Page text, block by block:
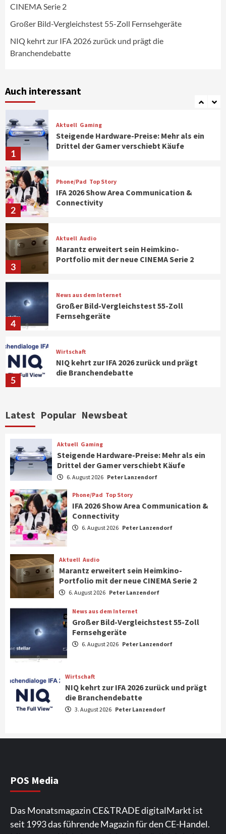
CINEMA Serie 2
Großer Bild-Vergleichstest 55-Zoll Fernsehgeräte
NIQ kehrt zur IFA 2026 zurück und prägt die
Branchendebatte
Auch interessant
6
Aktuell
CHERRY baut Vertriebsteam in
7
Klimageräte und Ventilatoren
1
Aktuell Gaming
Steigende Hardware-Preise: Mehr als ein
Drittel der Gamer verschiebt Käufe
2
Phone/Pad Top Story
IFA 2026 Show Area Communication &
Connectivity
3
Aktuell Audio
Marantz erweitert sein Heimkino-
Portfolio mit der neue CINEMA Serie 2
4
News aus dem Internet
Großer Bild-Vergleichstest 55-Zoll
Fernsehgeräte
5
Wirtschaft
NIQ kehrt zur IFA 2026 zurück und prägt
die Branchendebatte
6
CHERRY baut Vertriebsteam in
7
Smart Living Top Story
Verbraucher setzen immer mehr auf
1
Aktuell
Steigende Hardware-Preise: Mehr als ein
Drittel der Gamer verschiebt Käufe
2
Phone/Pad Top Story
IFA 2026 Show Area Communication &
Aktuell Audio
Marantz erweitert sein Heimkino-
Portfolio mit der neue CINEMA Serie 2
News aus dem Internet
Großer Bild-Vergleichstest 55-Zoll
Fernsehgeräte
5
CHERRY baut Vertriebsteam in
strategisch wichtigen Märkten aus
Latest Popular Newsbeat
Aktuell Gaming
Steigende Hardware-Preise: Mehr als ein
Drittel der Gamer verschiebt Käufe
6. August 2026 Peter Lanzendorf
Phone/Pad Top Story
IFA 2026 Show Area Communication &
Connectivity
6. August 2026 Peter Lanzendorf
Aktuell Audio
Marantz erweitert sein Heimkino-
Portfolio mit der neue CINEMA Serie 2
6. August 2026 Peter Lanzendorf
News aus dem Internet
Großer Bild-Vergleichstest 55-Zoll
Fernsehgeräte
6. August 2026 Peter Lanzendorf
Wirtschaft
NIQ kehrt zur IFA 2026 zurück und prägt
die Branchendebatte
3. August 2026 Peter Lanzendorf
POS Media
Das Monatsmagazin CE&TRADE digitalMarkt ist
seit 1993 das führende Magazin für den CE-Handel.